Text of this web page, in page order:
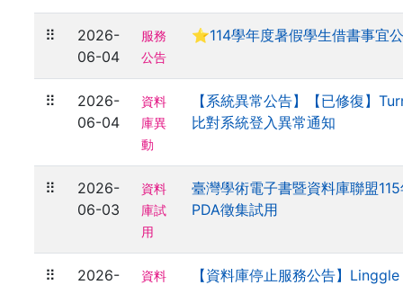
⠿
2026-
06-04
服務
公告
⭐114學年度暑假學生借書事宜
⠿
2026-
06-04
資料
庫異
動
【系統異常公告】【已修復】
比對系統登入異常通知
⠿
2026-
06-03
資料
庫試
用
臺灣學術電子書暨資料庫聯盟
PDA徵集試用
⠿
2026-
資料
【資料庫停止服務公告】